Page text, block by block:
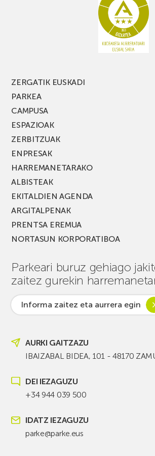
ZERGATIK EUSKADI
PARKEA
CAMPUSA
ESPAZIOAK
ZERBITZUAK
ENPRESAK
HARREMANETARAKO
ALBISTEAK
EKITALDIEN AGENDA
ARGITALPENAK
PRENTSA EREMUA
NORTASUN KORPORATIBOA
Parkeari buruz gehiago
zaitez gurekin
Informa zaitez eta aurrera egin
AURKI GAITZAZU
IBAIZABAL BIDEA, 101 - 48170
DEI IEZAGUZU
+34 944 039 500
IDATZ IEZAGUZU
parke@parke.eus